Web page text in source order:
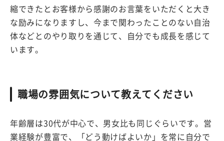
縮できたとお客様から感謝のお言葉をいただくと大き
な励みになりますし、今まで関わったことのない自治
体などとのやり取りを通じて、自分でも成長を感じて
います。
職場の雰囲気について教えてください
年齢層は30代が中心で、男女比も同じぐらいです。営
業経験が豊富で、「どう動けばよいか」を常に自分で